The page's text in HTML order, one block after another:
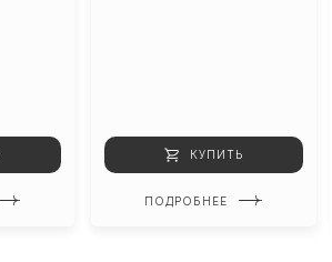
КУПИТЬ
ПОДРОБНЕЕ